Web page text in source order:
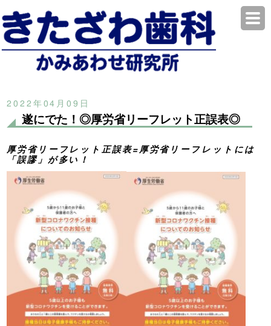
2022年04月09日
遂にでた！◎厚労省リーフレット正誤表◎
厚労省リーフレット正誤表=厚労省リーフレットには
「誤謬」が多い！